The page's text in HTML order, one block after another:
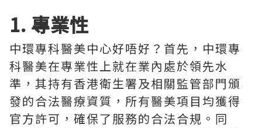
1. 專業性
中環專科醫美中心好唔好？首先，中環專
科醫美在專業性上就在業內處於領先水
準，其持有香港衛生署及相關監管部門頒
發的合法醫療資質，所有醫美項目均獲得
官方許可，確保了服務的合法合規。同